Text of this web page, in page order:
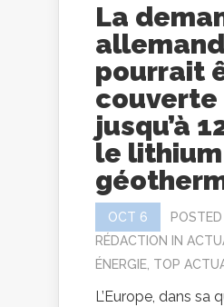
La
pourrait
couverte
jusqu’à
le lithium
OCT 6
RÉDACTION
IN
ÉNERGIE TOP
L’Europe, dans sa